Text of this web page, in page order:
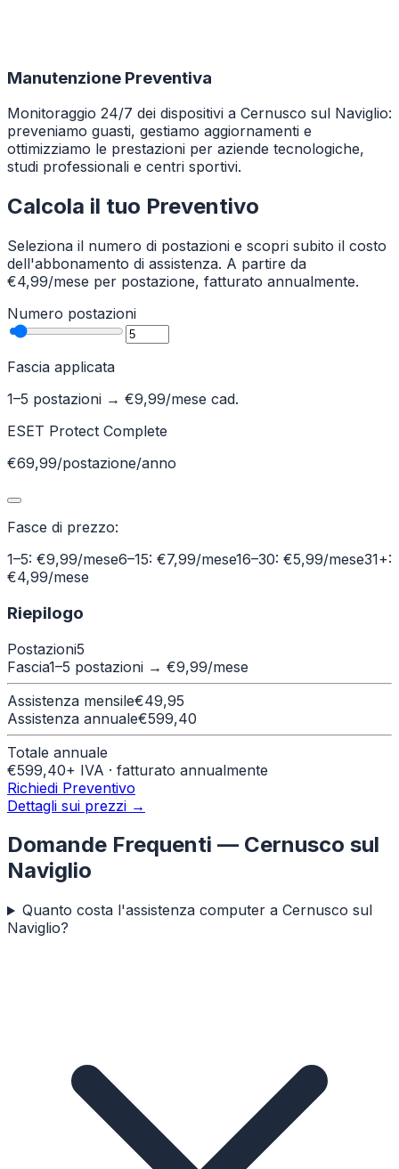
Manutenzione Preventiva
Monitoraggio 24/7 dei dispositivi a Cernusco sul Naviglio:
preveniamo guasti, gestiamo aggiornamenti e
ottimizziamo le prestazioni per aziende tecnologiche,
studi professionali e centri sportivi.
Calcola il tuo Preventivo
Seleziona il numero di postazioni e scopri subito il costo
dell'abbonamento di assistenza. A partire da
€4,99/mese per postazione, fatturato annualmente.
Numero postazioni
Fascia applicata
1–5 postazioni → €9,99/mese cad.
ESET Protect Complete
€69,99/postazione/anno
Fasce di prezzo:
1–5: €9,99/mese6–15: €7,99/mese16–30: €5,99/mese31+:
€4,99/mese
Riepilogo
Postazioni5
Fascia1–5 postazioni → €9,99/mese
Assistenza mensile€49,95
Assistenza annuale€599,40
Totale annuale
€599,40+ IVA · fatturato annualmente
Richiedi Preventivo
Dettagli sui prezzi →
Domande Frequenti — Cernusco sul
Naviglio
Quanto costa l'assistenza computer a Cernusco sul
Naviglio?